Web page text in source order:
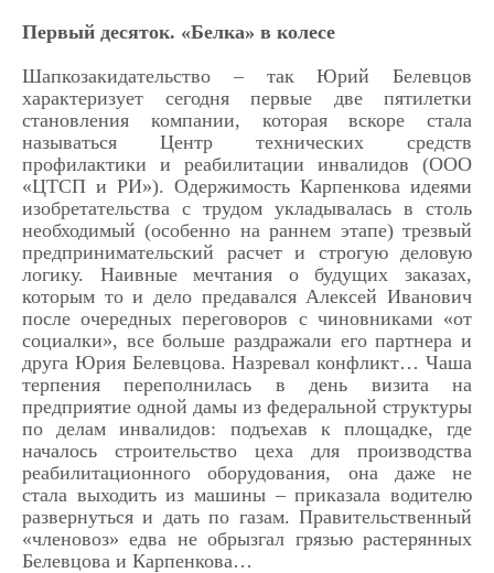
Первый десяток. «Белка» в колесе
Шапкозакидательство – так Юрий Белевцов
характеризует сегодня первые две пятилетки
становления компании, которая вскоре стала
называться Центр технических средств
профилактики и реабилитации инвалидов (ООО
«ЦТСП и РИ»). Одержимость Карпенкова идеями
изобретательства с трудом укладывалась в столь
необходимый (особенно на раннем этапе) трезвый
предпринимательский расчет и строгую деловую
логику. Наивные мечтания о будущих заказах,
которым то и дело предавался Алексей Иванович
после очередных переговоров с чиновниками «от
социалки», все больше раздражали его партнера и
друга Юрия Белевцова. Назревал конфликт… Чаша
терпения переполнилась в день визита на
предприятие одной дамы из федеральной структуры
по делам инвалидов: подъехав к площадке, где
началось строительство цеха для производства
реабилитационного оборудования, она даже не
стала выходить из машины – приказала водителю
развернуться и дать по газам. Правительственный
«членовоз» едва не обрызгал грязью растерянных
Белевцова и Карпенкова…